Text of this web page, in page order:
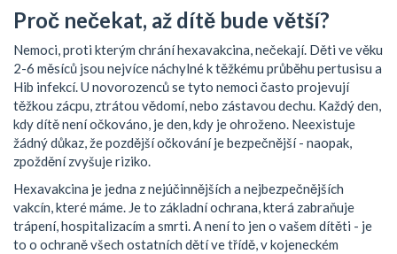
Proč nečekat, až dítě bude větší?
Nemoci, proti kterým chrání hexavakcina, nečekají. Děti ve věku
2-6 měsíců jsou nejvíce náchylné k těžkému průběhu pertusisu a
Hib infekcí. U novorozenců se tyto nemoci často projevují
těžkou zácpu, ztrátou vědomí, nebo zástavou dechu. Každý den,
kdy dítě není očkováno, je den, kdy je ohroženo. Neexistuje
žádný důkaz, že pozdější očkování je bezpečnější - naopak,
zpoždění zvyšuje riziko.
Hexavakcina je jedna z nejúčinnějších a nejbezpečnějších
vakcín, které máme. Je to základní ochrana, která zabraňuje
trápení, hospitalizacím a smrti. A není to jen o vašem dítěti - je
to o ochraně všech ostatních dětí ve třídě, v kojeneckém